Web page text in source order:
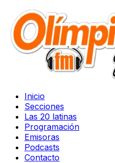
Inicio
Secciones
Las 20 latinas
Programación
Emisoras
Podcasts
Contacto